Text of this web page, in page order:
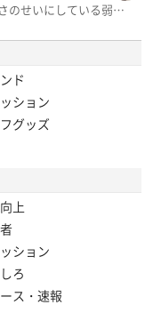
のせいにしている弱…
ド
ション
グッズ
上
ション
ろ
ス・速報